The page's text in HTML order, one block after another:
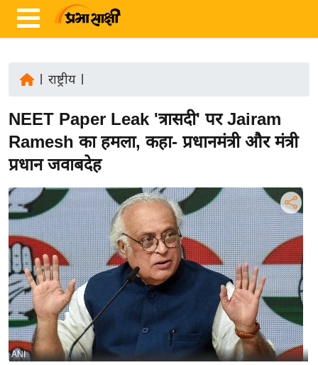
ज़ा
ख
र
रा
ष्ट्री
य
अं
त
र्रा
ष्ट्री
य
बि
राष्ट्रीय|
NEET Paper Leak 'त्रासदी' पर Jairam
Ramesh का हमला, कहा- प्रधानमंत्री और मंत्री
प्रधान जवाबदेह
ANI